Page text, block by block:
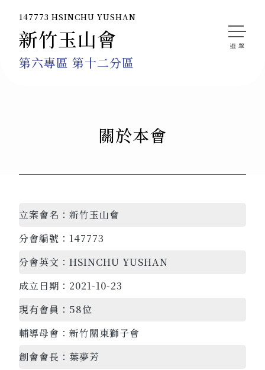
147773 HSINCHU YUSHAN
新竹玉山會
第六專區 第十二分區
關於本會
立案會名： 新竹玉山會
分會編號： 147773
分會英文： HSINCHU YUSHAN
成立日期： 2021-10-23
現有會員： 58位
輔導母會： 新竹關東獅子會
創會會長： 葉夢芳